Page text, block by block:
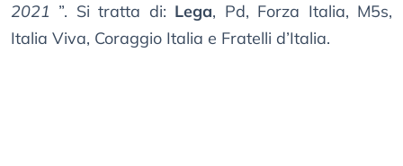
2021 ”. Si tratta di: Lega, Pd, Forza Italia, M5s,
Italia Viva, Coraggio Italia e Fratelli d’Italia.